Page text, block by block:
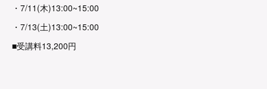
・7/11(木)13:00~15:00
・7/13(土)13:00~15:00
■受講料13,200円